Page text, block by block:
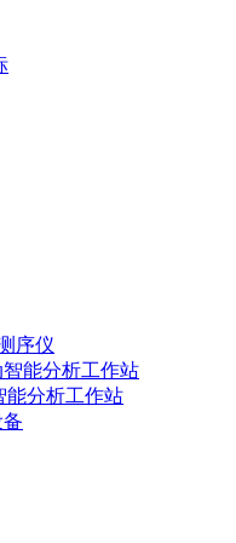
序仪
能分析工作站
能分析工作站